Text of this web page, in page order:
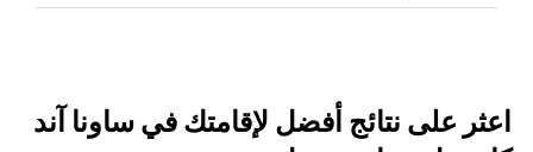
اعثر على نتائج أفضل لإقامتك في ساونا آند